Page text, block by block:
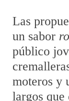
Las
un sabor
público
moteros y
largos